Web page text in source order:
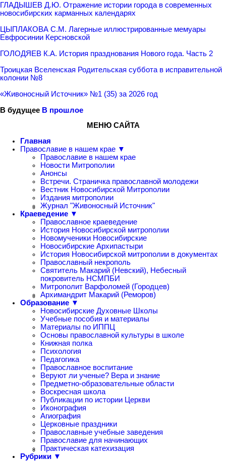
ГЛАДЫШЕВ Д.Ю. Отражение истории города в современных
новосибирских карманных календарях
ЦЫПЛАКОВА С.М. Лагерные иллюстрированные мемуары
Евфросинии Керсновской
ГОЛОДЯЕВ К.А. История празднования Нового года. Часть 2
Троицкая Вселенская Родительская суббота в исправительной
колонии №8
«Живоносный Источник» №1 (35) за 2026 год
В будущее В прошлое
МЕНЮ САЙТА
Главная
Православие в нашем крае ▼
Православие в нашем крае
Новости Митрополии
Анонсы
Встречи. Страничка православной молодежи
Вестник Новосибирской Митрополии
Издания митрополии
Журнал "Живоносный Источник"
Краеведение ▼
Православное краеведение
История Новосибирской митрополии
Новомученики Новосибирские
Новосибирские Архипастыри
История Новосибирской митрополии в документах
Православный некрополь
Святитель Макарий (Невский), Небесный
покровитель НСМПБИ
Митрополит Варфоломей (Городцев)
Архимандрит Макарий (Реморов)
Образование ▼
Новосибирские Духовные Школы
Учебные пособия и материалы
Материалы по ИППЦ
Основы православной культуры в школе
Книжная полка
Психология
Педагогика
Православное воспитание
Веруют ли ученые? Вера и знание
Предметно-образовательные области
Воскресная школа
Публикации по истории Церкви
Иконография
Агиография
Церковные праздники
Православные учебные заведения
Православие для начинающих
Практическая катехизация
Рубрики ▼